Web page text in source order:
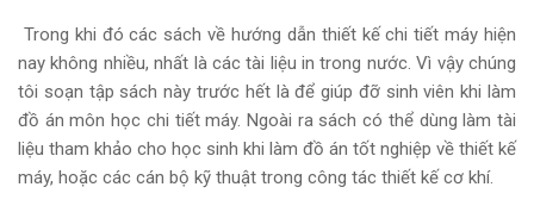
Trong khi đó các sách về hướng dẫn thiết kế chi tiết máy hiện
nay không nhiều, nhất là các tài liệu in trong nước. Vì vậy chúng
tôi soạn tập sách này trước hết là để giúp đỡ sinh viên khi làm
đồ án môn học chi tiết máy. Ngoài ra sách có thể dùng làm tài
liệu tham khảo cho học sinh khi làm đồ án tốt nghiệp về thiết kế
máy, hoặc các cán bộ kỹ thuật trong công tác thiết kế cơ khí.